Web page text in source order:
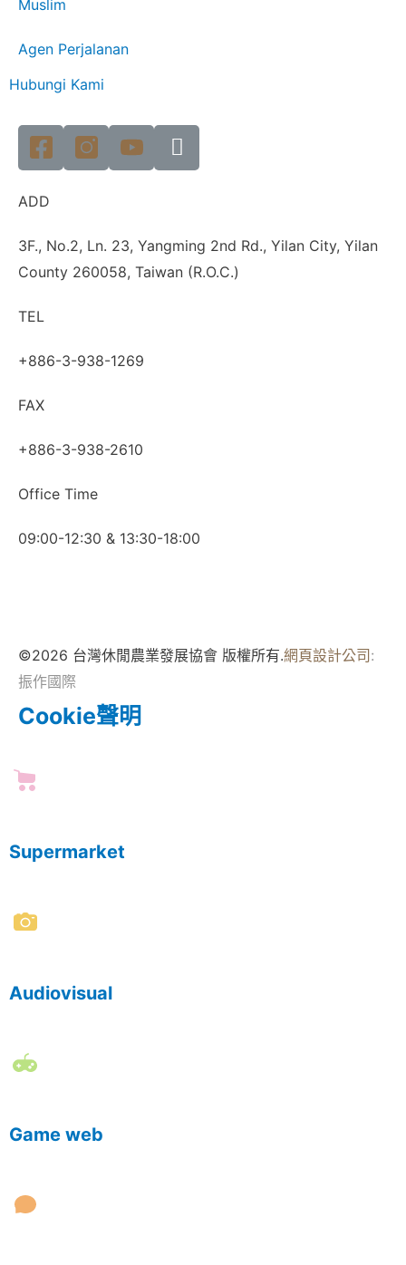
Muslim
Agen Perjalanan
Hubungi Kami
ADD
3F., No.2, Ln. 23, Yangming 2nd Rd., Yilan City, Yilan
County 260058, Taiwan (R.O.C.)
TEL
+886-3-938-1269
FAX
+886-3-938-2610
Office Time
09:00-12:30 & 13:30-18:00
©2026 台灣休閒農業發展協會 版權所有.網頁設計公司:
振作國際
Cookie聲明
Supermarket
Audiovisual
Game web